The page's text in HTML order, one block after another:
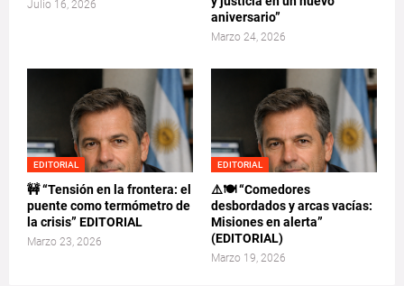
Julio 16, 2026
aniversario”
Marzo 24, 2026
EDITORIAL
🚧 “Tensión en la frontera: el
puente como termómetro de
la crisis” EDITORIAL
Marzo 23, 2026
EDITORIAL
⚠️🍽️ “Comedores
desbordados y arcas vacías:
Misiones en alerta”
(EDITORIAL)
Marzo 19, 2026